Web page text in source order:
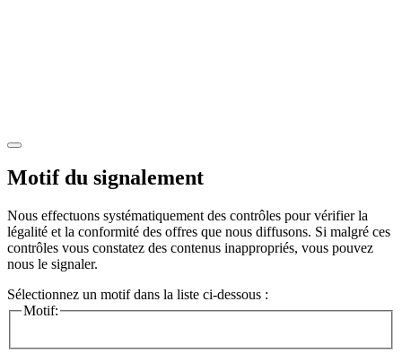
Motif du signalement
Nous effectuons systématiquement des contrôles pour vérifier la
légalité et la conformité des offres que nous diffusons. Si malgré ces
contrôles vous constatez des contenus inappropriés, vous pouvez
nous le signaler.
Sélectionnez un motif dans la liste ci-dessous :
Motif: